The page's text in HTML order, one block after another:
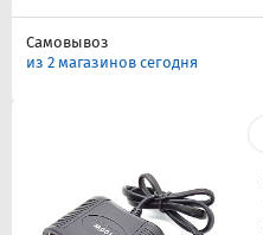
Самовывоз
из 2 магазинов сегодня